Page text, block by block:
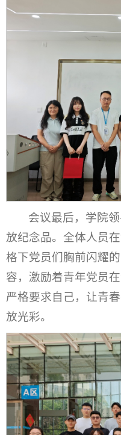
会议最后，学院
放纪念品。全体人员
格下党员们胸前闪耀
容，激励着青年党员
严格要求自己，让青
放光彩。